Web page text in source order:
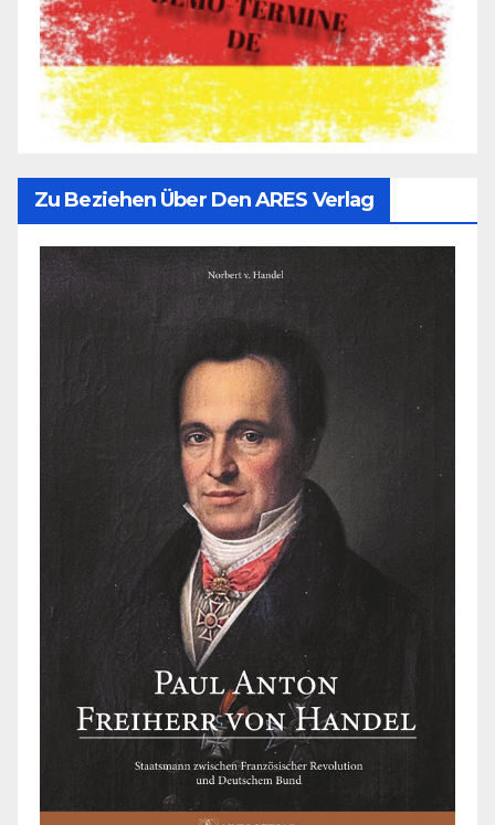
Zu Beziehen Über Den ARES Verlag